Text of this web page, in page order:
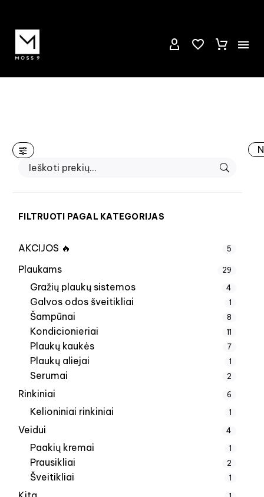
FILTRUOTI PAGAL KATEGORIJAS
AKCIJOS 🔥 5
Plaukams 29
Gražių plaukų sistemos 4
Galvos odos šveitikliai 1
Šampūnai 8
Kondicionieriai 11
Plaukų kaukės 7
Plaukų aliejai 1
Serumai 2
Rinkiniai 6
Kelioniniai rinkiniai 1
Veidui 4
Paakių kremai 1
Prausikliai 2
Šveitikliai 1